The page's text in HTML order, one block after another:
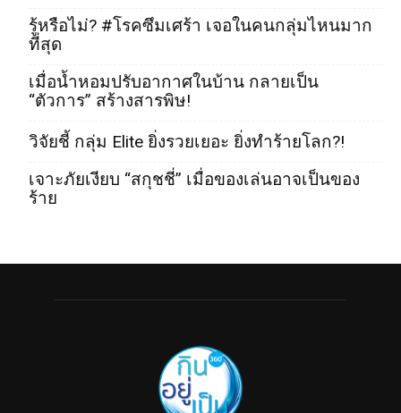
รู้หรือไม่? #โรคซึมเศร้า เจอในคนกลุ่มไหนมาก
ที่สุด
เมื่อน้ำหอมปรับอากาศในบ้าน กลายเป็น
“ตัวการ” สร้างสารพิษ!
วิจัยชี้ กลุ่ม Elite ยิ่งรวยเยอะ ยิ่งทำร้ายโลก?!
เจาะภัยเงียบ “สกุชชี่” เมื่อของเล่นอาจเป็นของ
ร้าย